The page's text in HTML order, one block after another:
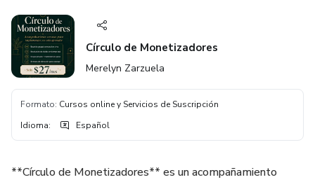
Círculo de Monetizadores
Merelyn Zarzuela
Formato: Cursos online y Servicios de Suscripción
Idioma: Español
**Círculo de Monetizadores** es un acompañamiento